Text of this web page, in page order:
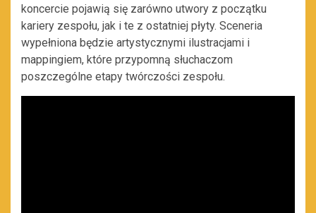
koncercie pojawią się zarówno utwory z początku
kariery zespołu, jak i te z ostatniej płyty. Sceneria
wypełniona będzie artystycznymi ilustracjami i
mappingiem, które przypomną słuchaczom
poszczególne etapy twórczości zespołu.